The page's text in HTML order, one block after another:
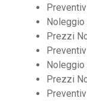
Prezzi
Prezzi